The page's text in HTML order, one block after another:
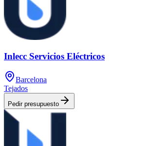
Inlecc Servicios Eléctricos
Barcelona
Tejados
Pedir presupuesto